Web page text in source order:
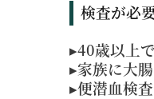
検査が必
▸40歳以上
▸家族に大
▸便潜血検